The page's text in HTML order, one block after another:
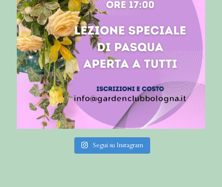
Segui su Instagram